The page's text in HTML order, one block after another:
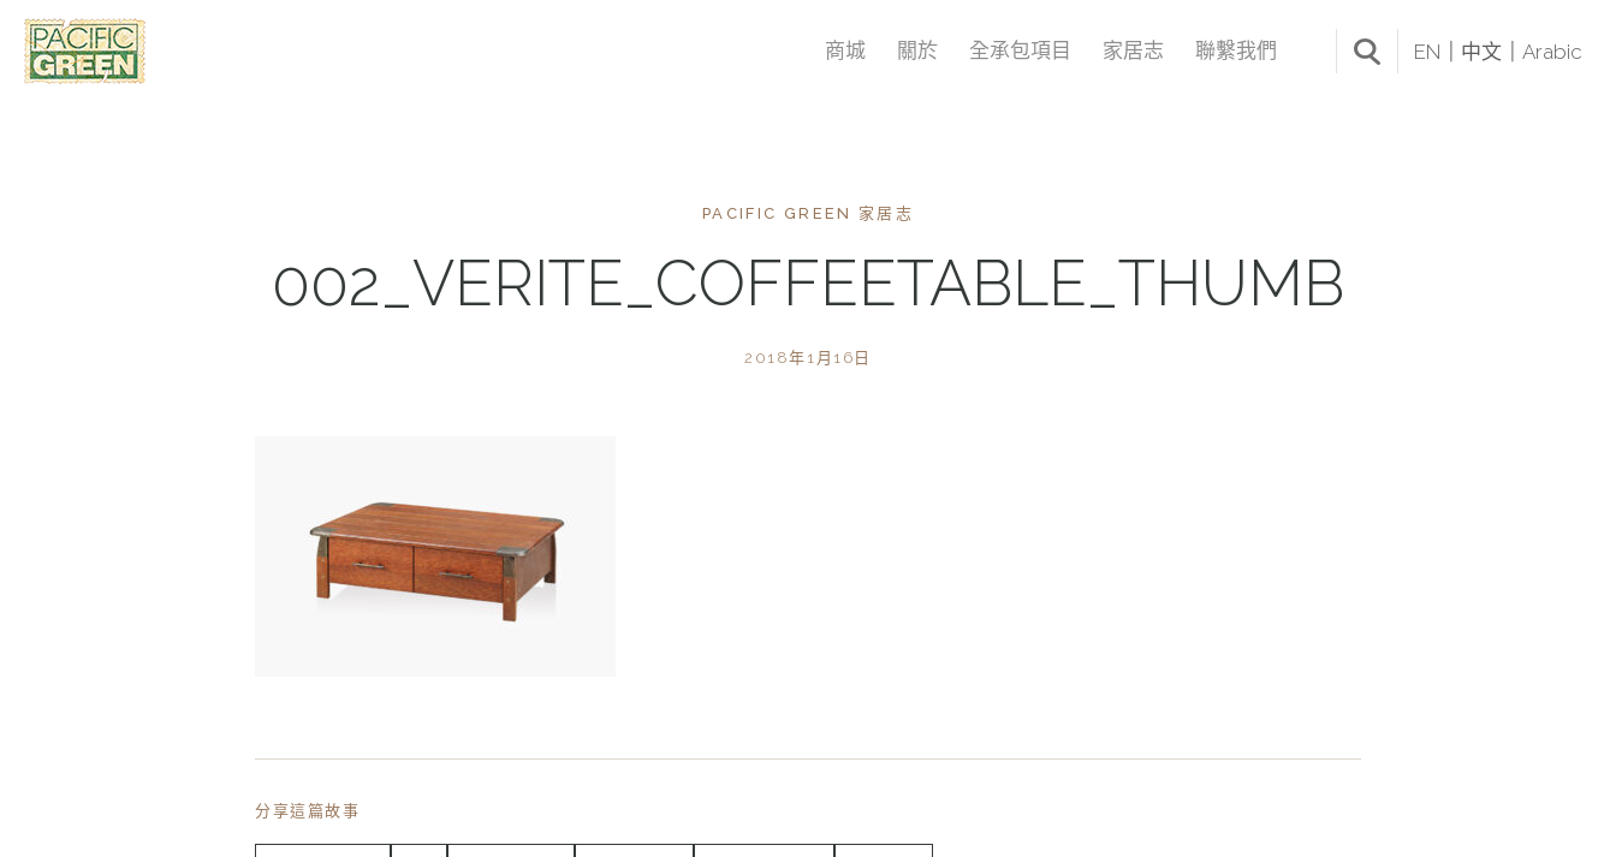
商城 關於 全承包項目 家居志 聯繫我們 EN 中文 Arabic
PACIFIC GREEN 家居志
002_VERITE_COFFEETABLE_THUMB
2018年1月16日
分享這篇故事